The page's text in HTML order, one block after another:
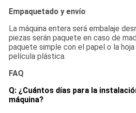
Empaquetado y envío
La máquina entera será embalaje
piezas serán paquete en caso de
paquete simple con el papel o la
película plástica.
FAQ
Q: ¿Cuántos días para la
máquina?